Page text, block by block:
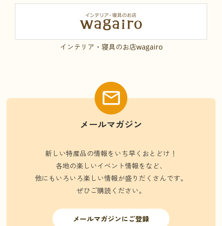
インテリア・寝具のお店wagairo
メールマガジン
新しい特産品の情報をいち早くおとどけ！
各地の楽しいイベント情報をなど、
他にもいろいろ楽しい情報が盛りだくさんです。
ぜひご購読ください。
メールマガジンにご登録